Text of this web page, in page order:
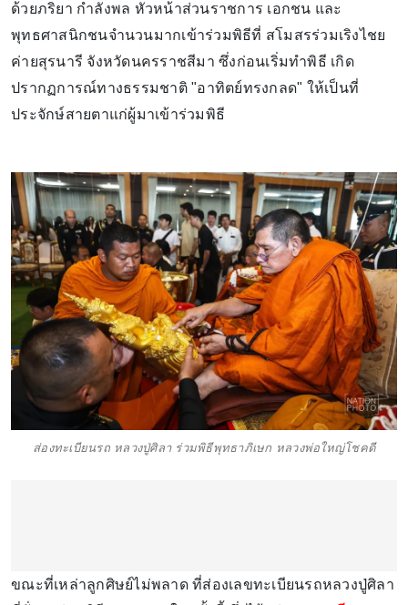
ด้วยภริยา กำลังพล หัวหน้าส่วนราชการ เอกชน และ
พุทธศาสนิกชนจำนวนมากเข้าร่วมพิธีที่ สโมสรร่วมเริงไชย
ค่ายสุรนารี จังหวัดนครราชสีมา ซึ่งก่อนเริ่มทำพิธี เกิด
ปรากฏการณ์ทางธรรมชาติ "อาทิตย์ทรงกลด" ให้เป็นที่
ประจักษ์สายตาแก่ผู้มาเข้าร่วมพิธี
ส่องทะเบียนรถ หลวงปู่ศิลา ร่วมพิธีพุทธาภิเษก หลวงพ่อใหญ่โชคดี
ขณะที่เหล่าลูกศิษย์ไม่พลาด ที่ส่องเลขทะเบียนรถหลวงปู่ศิลา